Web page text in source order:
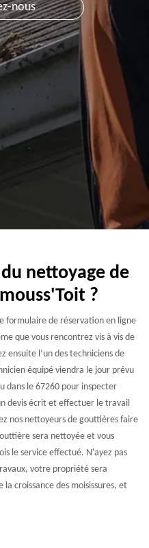
nous
nettoyage de
?
formulaire de réservation en ligne
que vous rencontrez vis à vis de
ensuite l’un des techniciens de
équipé viendra le jour prévu
dans le 67260 pour inspecter
devis écrit et effectuer le travail
nos nettoyeurs de gouttières faire
sera nettoyée et vous
le service effectué. N'ayez pas
votre propriété sera
croissance des moisissures, et